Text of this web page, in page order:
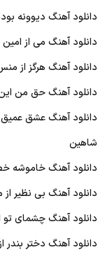
دانلود آهنگ دیوونه
دانلود آهنگ می از امین
دانلود آهنگ هرگز از
دانلود آهنگ حق من
شاهین
دانلود آهنگ خاموشه
دانلود آهنگ بی نظیر از
دانلود آهنگ چشمای تو
دانلود آهنگ دختر بندر